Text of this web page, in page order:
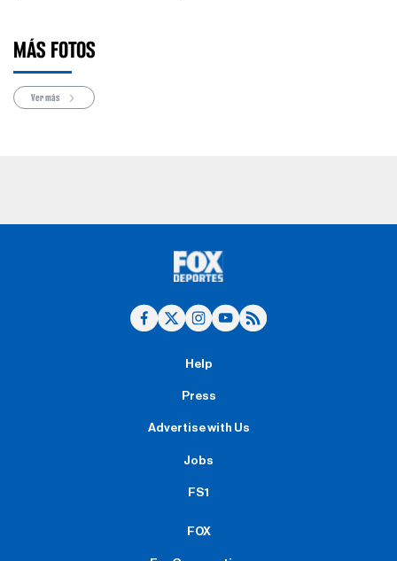
MÁS FOTOS
Ver más
Help
Press
Advertise with Us
Jobs
FS1
FOX